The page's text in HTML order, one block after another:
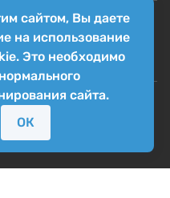
сайтом, Вы даете
на использование
Это необходимо
сайта.
ОК
Мир")